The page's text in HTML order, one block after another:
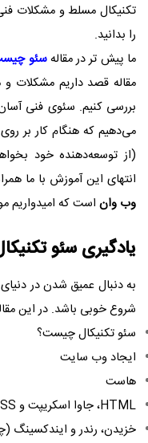
تکنیکال مسلط و مشکلات
را بدانید.
ما پیش تر در مقالهسئو
مقاله قصد داریم مشکلات و
بررسی کنیم. سئوی فنی
می‌دهیم که هنگام کار بر
(از توسعه‌دهنده خود
انتهای این آموزش با ما
وب وان است که امیدواریم
یادگیری سئو
به دنبال عمیق شدن در
شروع خوبی باشد. در این
سئو تکنیکال چیست؟
ایجاد وب سایت
هاست
HTML، جاوا اسکریپت و CSS (زبان های برنامه نویسی)
خزیدن، رندر و ایندکسینگ